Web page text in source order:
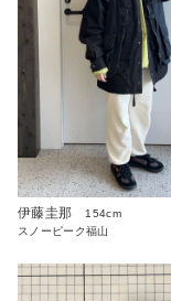
伊藤圭那
154cm
スノーピーク福山